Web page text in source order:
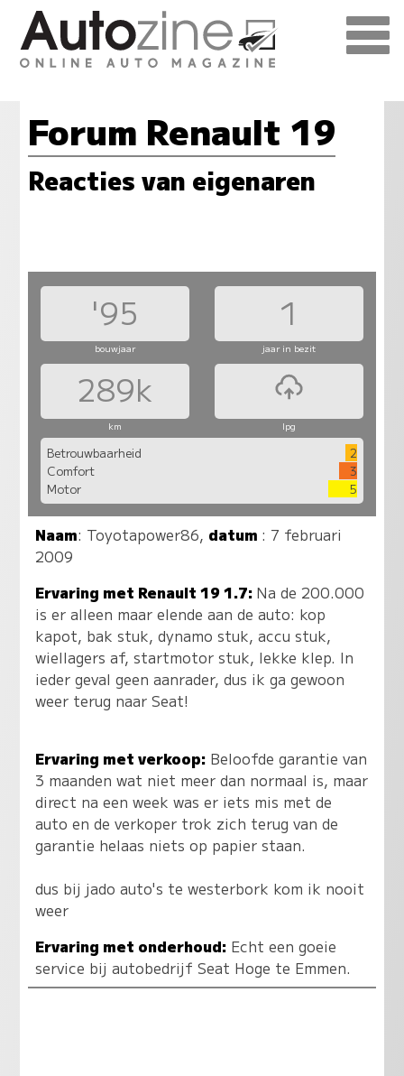
Forum Renault 19
Reacties van eigenaren
'95 1
bouwjaar jaar in bezit
289k
km lpg
Betrouwbaarheid
2
Comfort
3
Motor
5
Naam: Toyotapower86, datum : 7 februari
2009
Ervaring met Renault 19 1.7: Na de 200.000
is er alleen maar elende aan de auto: kop
kapot, bak stuk, dynamo stuk, accu stuk,
wiellagers af, startmotor stuk, lekke klep. In
ieder geval geen aanrader, dus ik ga gewoon
weer terug naar Seat!
Ervaring met verkoop: Beloofde garantie van
3 maanden wat niet meer dan normaal is, maar
direct na een week was er iets mis met de
auto en de verkoper trok zich terug van de
garantie helaas niets op papier staan.
dus bij jado auto's te westerbork kom ik nooit
weer
Ervaring met onderhoud: Echt een goeie
service bij autobedrijf Seat Hoge te Emmen.